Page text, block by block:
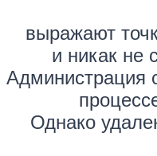
выражают
и никак не
Администрация
Однако